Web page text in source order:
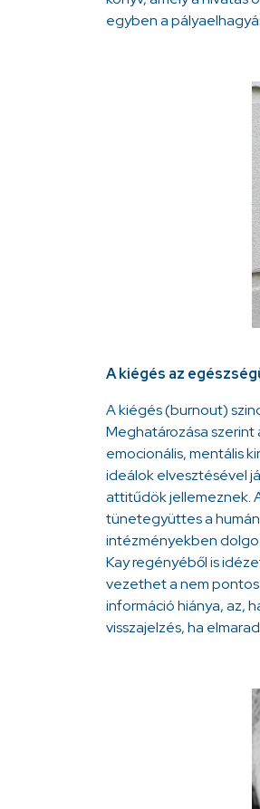
egyben a
A kiégés az
A kiégés (burnout)
Meghatározása szerint
emocionális, mentális
ideálok elvesztésével
attitűdök jellemeznek.
tünetegyüttes a
intézményekben
Kay regényéből is
vezethet a nem
információ hiánya, az,
visszajelzés, ha